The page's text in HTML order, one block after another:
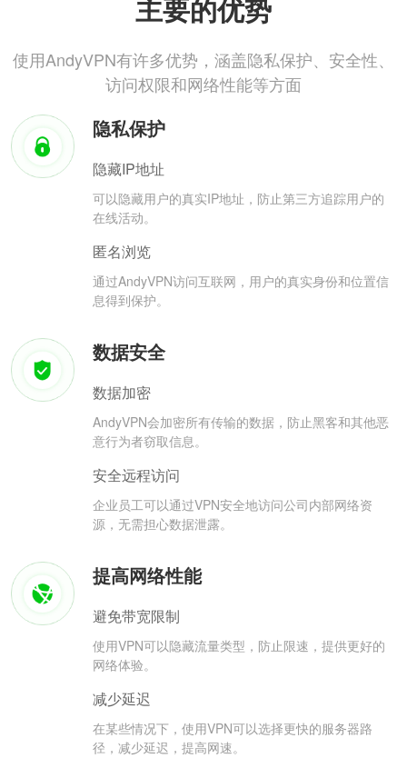
主要的优势
使用AndyVPN有许多优势，涵盖隐私保护、安全性、
访问权限和网络性能等方面
隐私保护
隐藏IP地址
可以隐藏用户的真实IP地址，防止第三方追踪用户的
在线活动。
匿名浏览
通过AndyVPN访问互联网，用户的真实身份和位置信
息得到保护。
数据安全
数据加密
AndyVPN会加密所有传输的数据，防止黑客和其他恶
意行为者窃取信息。
安全远程访问
企业员工可以通过VPN安全地访问公司内部网络资
源，无需担心数据泄露。
提高网络性能
避免带宽限制
使用VPN可以隐藏流量类型，防止限速，提供更好的
网络体验。
减少延迟
在某些情况下，使用VPN可以选择更快的服务器路
径，减少延迟，提高网速。